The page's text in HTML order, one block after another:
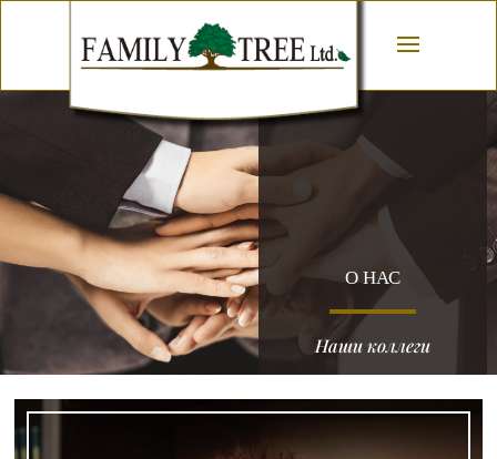
О НАС
Наши коллеги